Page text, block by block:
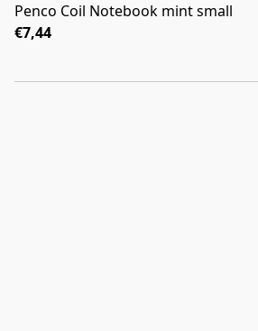
Penco Coil Notebook mint small
€7,44